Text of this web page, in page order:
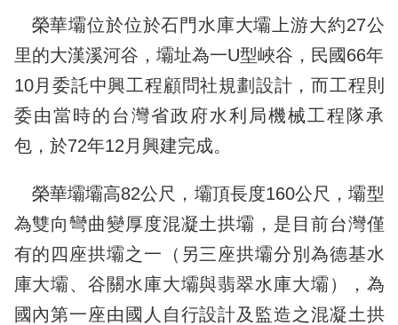
榮華壩位於位於石門水庫大壩上游大約27公
里的大漢溪河谷，壩址為一U型峽谷，民國66年
10月委託中興工程顧問社規劃設計，而工程則
委由當時的台灣省政府水利局機械工程隊承
包，於72年12月興建完成。
榮華壩壩高82公尺，壩頂長度160公尺，壩型
為雙向彎曲變厚度混凝土拱壩，是目前台灣僅
有的四座拱壩之一（另三座拱壩分別為德基水
庫大壩、谷關水庫大壩與翡翠水庫大壩），為
國內第一座由國人自行設計及監造之混凝土拱